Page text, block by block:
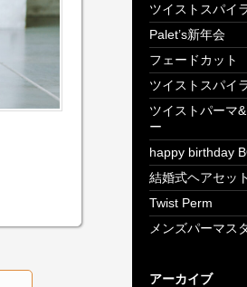
ツイストスパイ
Palet’s新年会
フェードカット
ツイストスパイ
ツイストパーマ
ー
happy birthday
結婚式ヘアセット
Twist Perm
メンズパーマス
アーカイブ